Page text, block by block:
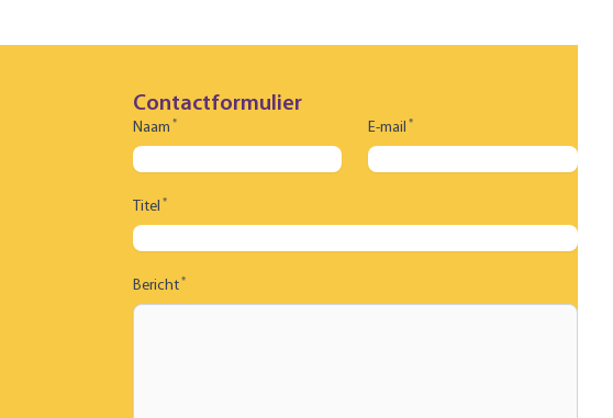
Contactformulier
Naam * E-mail *
Titel *
Bericht*